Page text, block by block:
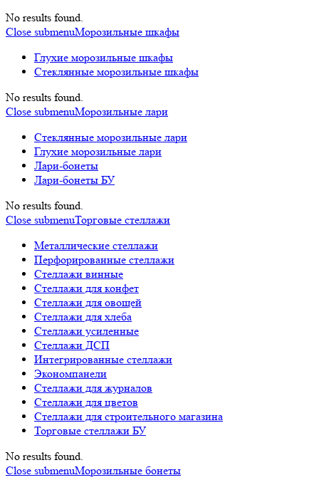
No results found.
Close submenuМорозильные шкафы
Глухие морозильные шкафы
Стеклянные морозильные шкафы
No results found.
Close submenuМорозильные лари
Стеклянные морозильные лари
Глухие морозильные лари
Лари-бонеты
Лари-бонеты БУ
No results found.
Close submenuТорговые стеллажи
Металлические стеллажи
Перфорированные стеллажи
Стеллажи винные
Стеллажи для конфет
Стеллажи для овощей
Стеллажи для хлеба
Стеллажи усиленные
Стеллажи ДСП
Интегрированные стеллажи
Экономпанели
Стеллажи для журналов
Стеллажи для цветов
Стеллажи для строительного магазина
Торговые стеллажи БУ
No results found.
Close submenuМорозильные бонеты